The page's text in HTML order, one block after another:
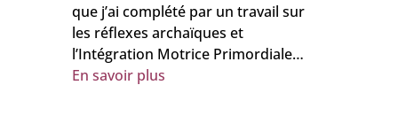
que j’ai complété par un travail sur
les réflexes archaïques et
l’Intégration Motrice Primordiale…
En savoir plus